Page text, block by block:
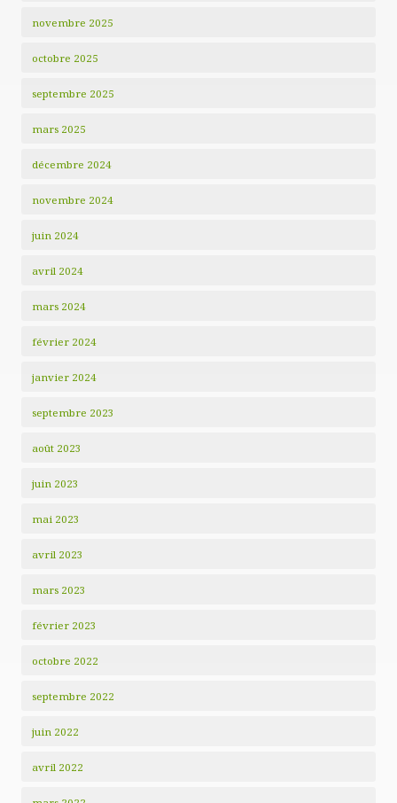
novembre 2025
octobre 2025
septembre 2025
mars 2025
décembre 2024
novembre 2024
juin 2024
avril 2024
mars 2024
février 2024
janvier 2024
septembre 2023
août 2023
juin 2023
mai 2023
avril 2023
mars 2023
février 2023
octobre 2022
septembre 2022
juin 2022
avril 2022